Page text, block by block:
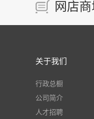
网店
关于我们
行政总橱
公司简介
人才招聘